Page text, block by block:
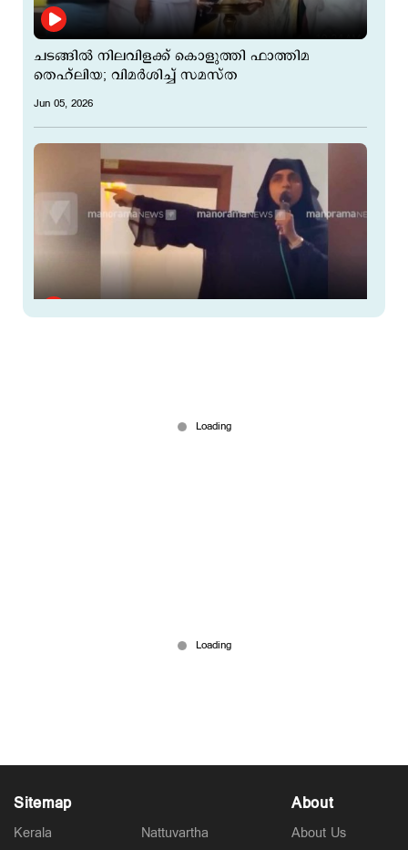
ചടങ്ങില്‍ നിലവിളക്ക് കൊളുത്തി ഫാത്തിമ
തെഹ്‌ലിയ; വിമര്‍ശിച്ച് സമസ്ത
Jun 05, 2026
മലബാറിലെ മുസ്‌ലിം വോട്ടുകളില്‍ കണ്ണുവച്ച്
Sitemap
Kerala
Nattuvartha
About
About Us